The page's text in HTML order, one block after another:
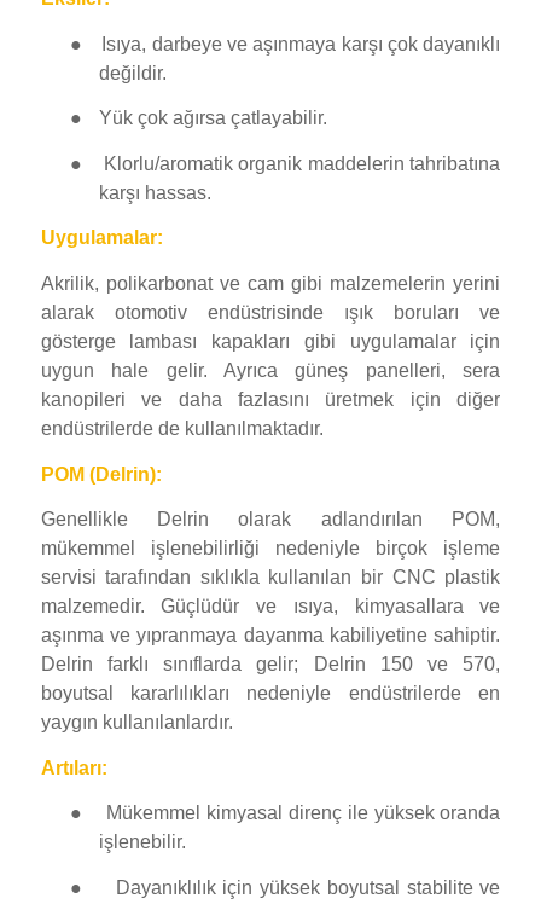
●
Isıya, darbeye ve aşınmaya karşı çok dayanıklı
değildir.
● Yük çok ağırsa çatlayabilir.
●
Klorlu/aromatik organik maddelerin tahribatına
karşı hassas.
Uygulamalar:
Akrilik, polikarbonat ve cam gibi malzemelerin yerini
alarak otomotiv endüstrisinde ışık boruları ve
gösterge lambası kapakları gibi uygulamalar için
uygun hale gelir. Ayrıca güneş panelleri, sera
kanopileri ve daha fazlasını üretmek için diğer
endüstrilerde de kullanılmaktadır.
POM (Delrin):
Genellikle Delrin olarak adlandırılan POM,
mükemmel işlenebilirliği nedeniyle birçok işleme
servisi tarafından sıklıkla kullanılan bir CNC plastik
malzemedir. Güçlüdür ve ısıya, kimyasallara ve
aşınma ve yıpranmaya dayanma kabiliyetine sahiptir.
Delrin farklı sınıflarda gelir; Delrin 150 ve 570,
boyutsal kararlılıkları nedeniyle endüstrilerde en
yaygın kullanılanlardır.
Artıları:
●
Mükemmel kimyasal direnç ile yüksek oranda
işlenebilir.
●
Dayanıklılık için yüksek boyutsal stabilite ve